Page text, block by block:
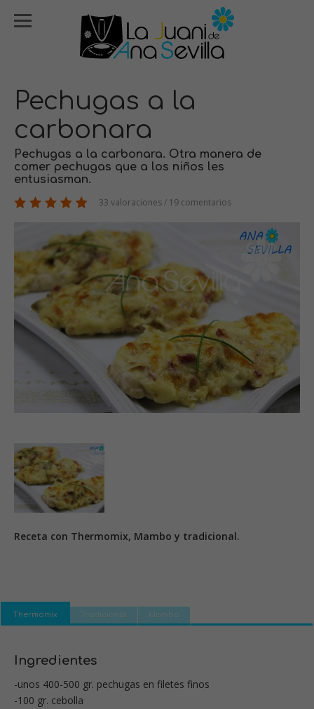
Pechugas a la
carbonara
Pechugas a la carbonara. Otra manera de
comer pechugas que a los niños les
entusiasman.
33 valoraciones / 19 comentarios
Receta con Thermomix, Mambo y tradicional.
Thermomix Tradicional Mambo
Ingredientes
-unos 400-500 gr. pechugas en filetes finos
-100 gr. cebolla